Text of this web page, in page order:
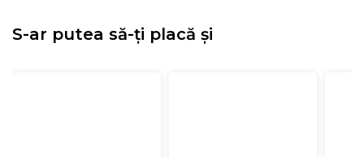
S-ar putea să-ți placă și